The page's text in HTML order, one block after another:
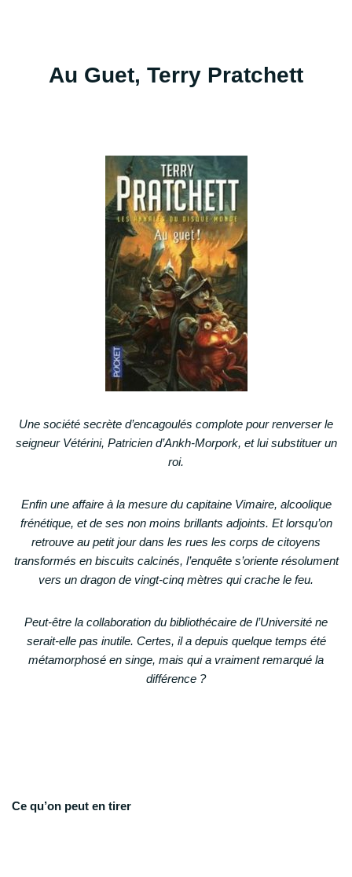
Au Guet, Terry Pratchett
Une société secrète d’encagoulés complote pour renverser le
seigneur Vétérini, Patricien d’Ankh-Morpork, et lui substituer un
roi.
Enfin une affaire à la mesure du capitaine Vimaire, alcoolique
frénétique, et de ses non moins brillants adjoints. Et lorsqu’on
retrouve au petit jour dans les rues les corps de citoyens
transformés en biscuits calcinés, l’enquête s’oriente résolument
vers un dragon de vingt-cinq mètres qui crache le feu.
Peut-être la collaboration du bibliothécaire de l’Université ne
serait-elle pas inutile. Certes, il a depuis quelque temps été
métamorphosé en singe, mais qui a vraiment remarqué la
différence ?
Ce qu’on peut en tirer